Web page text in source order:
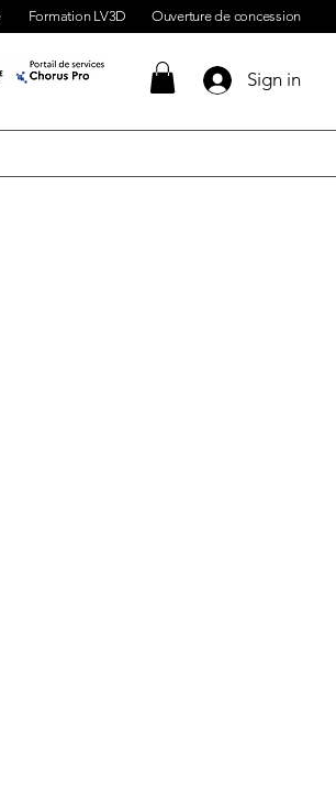
Formation LV3D Ouverture de concession
Sign in